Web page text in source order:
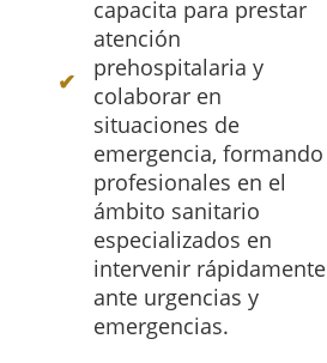
capacita para prestar
atención
prehospitalaria y
colaborar en
situaciones de
emergencia, formando
profesionales en el
ámbito sanitario
especializados en
intervenir rápidamente
ante urgencias y
emergencias.